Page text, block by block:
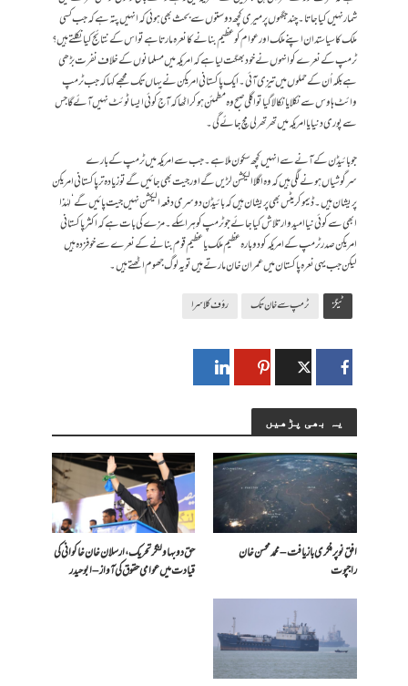
شمار نہیں کیا جاتا۔ چند جگہوں پر میری کچھ دوستوں سے بحث بھی ہوئی کہ انہیں پتہ ہے کہ جب کسی
ملک کا سیاستدان اپنے ملک اور عوام کو عظیم بنانے کا نعرہ مارتا ہے تو اس کے نتائج کیا نکلتے ہیں؟
ٹرمپ کے نعرے کو انہوں نے خود بھگت لیا ہے کہ امریکہ میں مسلمانوں کے خلاف نفرت بڑھی
ہے بلکہ اُن کے حملوں میں تیزی آئی۔ ایک پاکستانی امریکن نے یہاں تک مجھے کہا کہ جب ٹرمپ
وائٹ ہاوس سے نکلا یا نکالا گیا تو اگلی صبح وہ مطمئن ہو کر اٹھا کہ آج کوئی ایسا ٹوئٹ نہیں آئے گا جس
سے پوری دنیا یا امریکہ میں تھرتھرلی مچ جائے گی۔
جو بائیڈن کے آنے سے انہیں کچھ سکون ملا ہے۔ جب سے امریکہ میں ٹرمپ کے بارے
سرگوشیاں ہونے لگی ہیں کہ وہ اگلا الیکشن لڑیں گے اور جیت بھی جائیں گے تو زیادہ تر پاکستانی امریکن
پریشان ہیں۔ ڈیموکریٹس بھی پریشان ہیں کہ بائیڈن دوسری دفعہ الیکشن نہیں جیت پائیں گے‘ لہٰذا
ابھی سے کوئی نیا امیدوار تلاش کیا جائے جو ٹرمپ کو ہرا سکے۔ مزے کی بات ہے کہ اکثر پاکستانی
امریکن صدر ٹرمپ کے امریکہ کو دوبارہ عظیم ملک یا عظیم قوم بنانے کے نعرے سے خوفزدہ ہیں
لیکن جب یہی نعرہ پاکستان میں عمران خان مارتے ہیں تو یہ لوگ جھوم اٹھتے ہیں۔
ٹیگز ٹرمپ سے خان تک رؤف کلاسرا
یہ بھی پڑھیں
افق نو پر فکری بازیافت – محمد محسن خان
راجپوت
حق دو بہاولنگر تحریک، ارسلان خان خاکوانی کی
قیادت میں عوامی حقوق کی آواز – ابو حیدر